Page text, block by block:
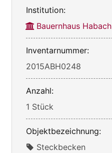
Institution:
Bauernhaus Habach
Inventarnummer:
2015ABH0248
Anzahl:
1 Stück
Objektbezeichnung:
Steckbecken